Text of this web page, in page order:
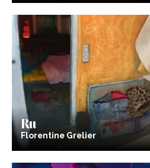
Ru
Florentine Grelier